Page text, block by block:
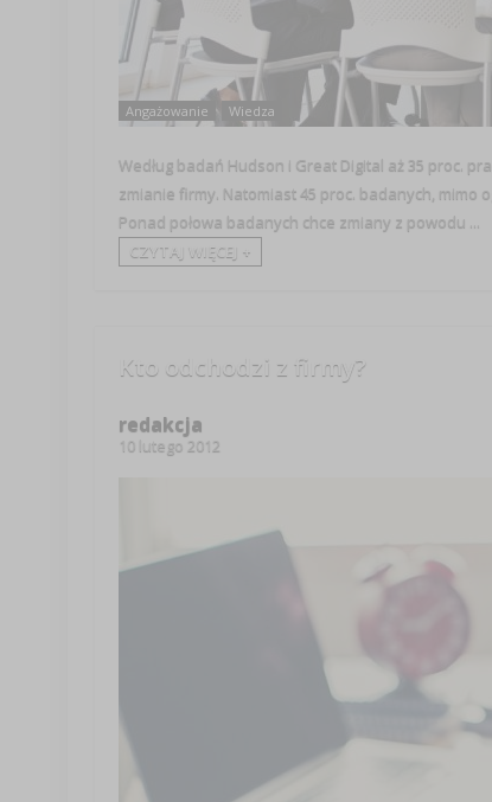
Angażowanie Wiedza
Według badań Hudson i Great Digital aż 35 proc.
zmianie firmy. Natomiast 45 proc. badanych,
Ponad połowa badanych chce zmiany z powodu ...
CZYTAJ WIĘCEJ +
Kto odchodzi z firmy?
redakcja
10 lutego 2012